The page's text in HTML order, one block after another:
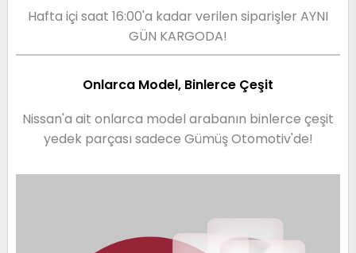
Hafta içi saat 16:00'a kadar verilen siparişler AYNI
GÜN KARGODA!
Onlarca Model, Binlerce Çeşit
Nissan'a ait onlarca model arabanın binlerce çeşit
yedek parçası sadece Gümüş Otomotiv'de!